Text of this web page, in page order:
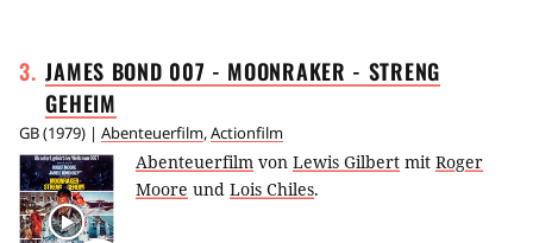
3. JAMES BOND 007 - MOONRAKER - STRENG
GEHEIM
GB(1979) | Abenteuerfilm,Actionfilm
Abenteuerfilm von Lewis Gilbert mit Roger
Moore und Lois Chiles.